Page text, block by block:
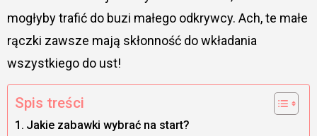
mogłyby trafić do buzi małego odkrywcy. Ach, te małe
rączki zawsze mają skłonność do wkładania
wszystkiego do ust!
Spis treści
Jakie zabawki wybrać na start?